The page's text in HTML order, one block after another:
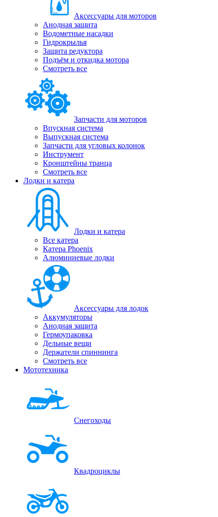
Аксессуары для моторов
Анодная защита
Водометные насадки
Гидрокрылья
Защита редуктора
Подъём и откидка мотора
Смотреть все
Запчасти для моторов
Впускная система
Выпускная система
Запчасти для угловых колонок
Инструмент
Кронштейны транца
Смотреть все
Лодки и катера
Лодки и катера
Все катера
Катера Phoenix
Алюминиевые лодки
Аксессуары для лодок
Аккумуляторы
Анодная защита
Гермоупаковка
Дельные вещи
Держатели спиннинга
Смотреть все
Мототехника
Снегоходы
Квадроциклы